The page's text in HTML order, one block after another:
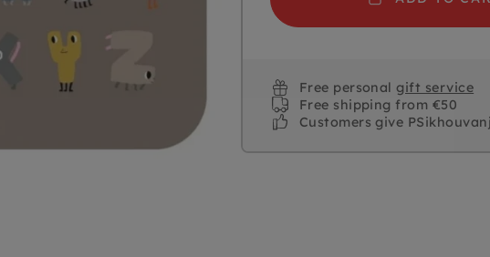
Free personalgift service
Free shipping from €50
Customers give